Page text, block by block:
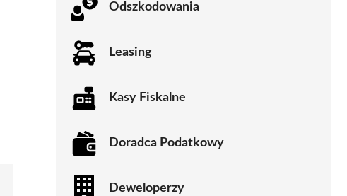
Odszkodowania
Leasing
Kasy Fiskalne
Doradca Podatkowy
Deweloperzy